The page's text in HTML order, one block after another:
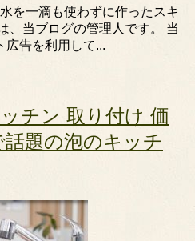
を一滴も使わずに作ったスキ
、当ブログの管理人です。 当
広告を利用して...
チン 取り付け 価
題の泡のキッチ